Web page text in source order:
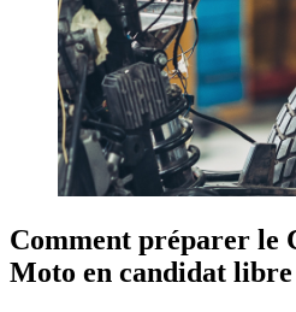
Comment préparer le
Moto en candidat libre